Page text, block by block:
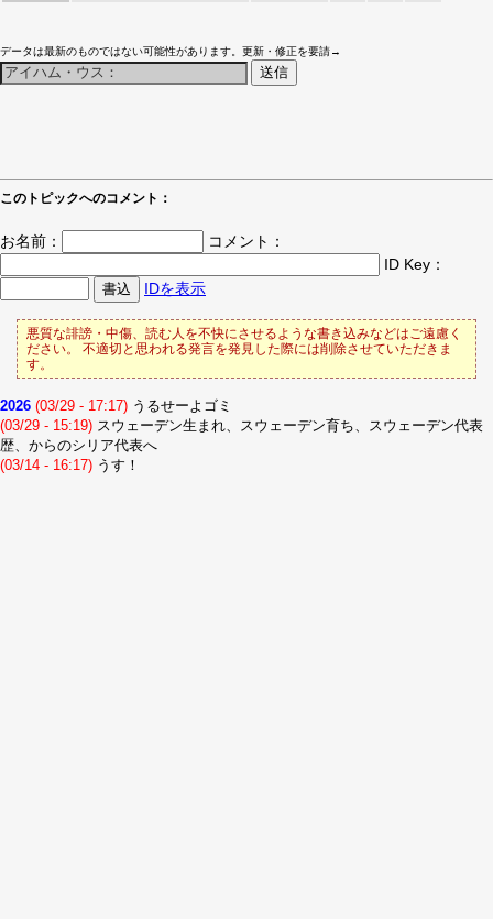
データは最新のものではない可能性があります。更新・修正を要請→
このトピックへのコメント：
お名前：
コメント：
ID Key：
IDを表示
悪質な誹謗・中傷、読む人を不快にさせるような書き込みなどはご遠慮く
ださい。 不適切と思われる発言を発見した際には削除させていただきま
す。
2026 (03/29 - 17:17) うるせーよゴミ
(03/29 - 15:19) スウェーデン生まれ、スウェーデン育ち、スウェーデン代表
歴、からのシリア代表へ
(03/14 - 16:17) うす！